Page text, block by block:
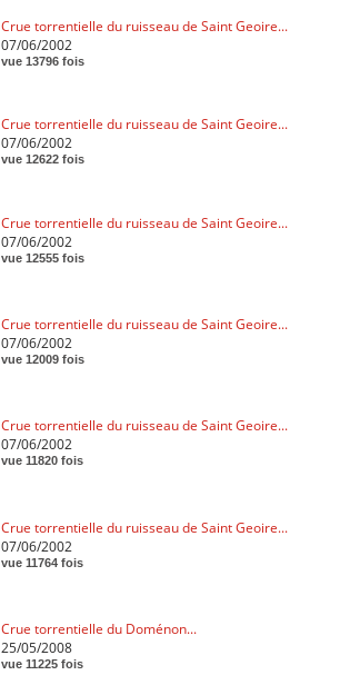
Crue torrentielle du ruisseau de Saint Geoire...
07/06/2002
vue 13796 fois
Crue torrentielle du ruisseau de Saint Geoire...
07/06/2002
vue 12622 fois
Crue torrentielle du ruisseau de Saint Geoire...
07/06/2002
vue 12555 fois
Crue torrentielle du ruisseau de Saint Geoire...
07/06/2002
vue 12009 fois
Crue torrentielle du ruisseau de Saint Geoire...
07/06/2002
vue 11820 fois
Crue torrentielle du ruisseau de Saint Geoire...
07/06/2002
vue 11764 fois
Crue torrentielle du Doménon...
25/05/2008
vue 11225 fois